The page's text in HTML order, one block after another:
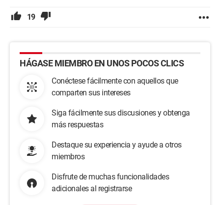
19
HÁGASE MIEMBRO EN UNOS POCOS CLICS
Conéctese fácilmente con aquellos que
comparten sus intereses
Siga fácilmente sus discusiones y obtenga
más respuestas
Destaque su experiencia y ayude a otros
miembros
Disfrute de muchas funcionalidades
adicionales al registrarse